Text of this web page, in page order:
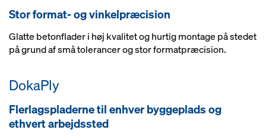
Stor format- og vinkelpræcision
Glatte betonflader i høj kvalitet og hurtig montage på stedet
på grund af små tolerancer og stor formatpræcision.
DokaPly
Flerlagspladerne til enhver byggeplads og
ethvert arbejdssted